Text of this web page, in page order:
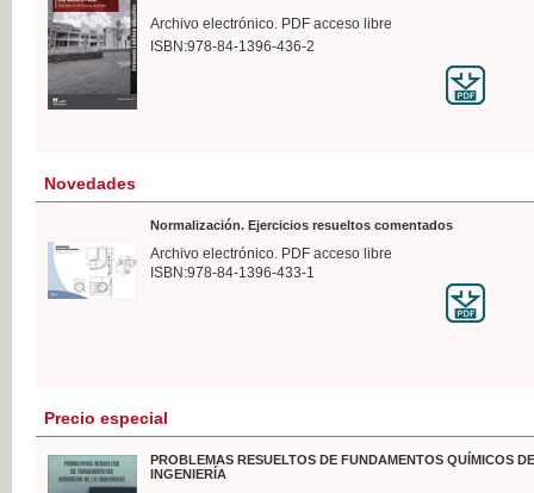
Archivo electrónico. PDF acceso libre
ISBN:978-84-1396-436-2
Novedades
Normalización. Ejercicios resueltos comentados
Archivo electrónico. PDF acceso libre
ISBN:978-84-1396-433-1
Precio especial
PROBLEMAS RESUELTOS DE FUNDAMENTOS QUÍMICOS
INGENIERÍA